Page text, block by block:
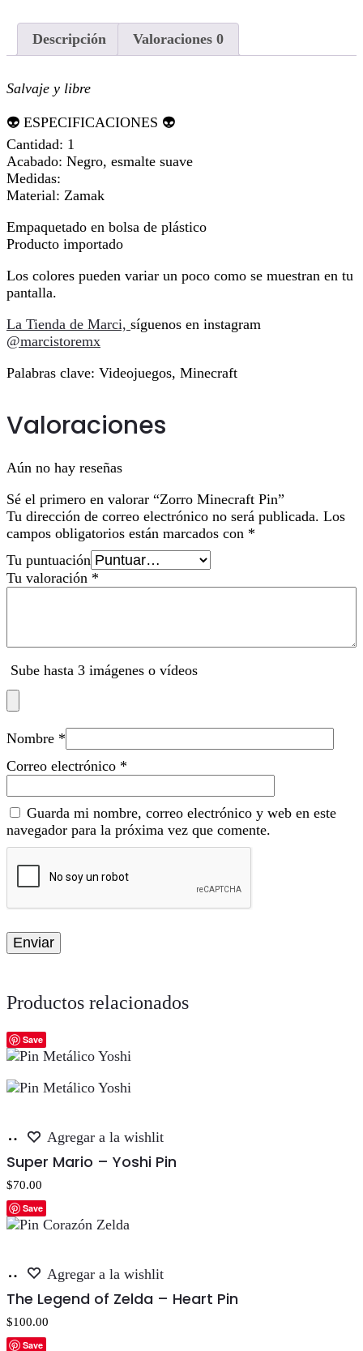
Descripción Valoraciones 0
Salvaje y libre
👽 ESPECIFICACIONES 👽
Cantidad: 1
Acabado: Negro, esmalte suave
Medidas:
Material: Zamak
Empaquetado en bolsa de plástico
Producto importado
Los colores pueden variar un poco como se muestran en tu
pantalla.
La Tienda de Marci, síguenos en instagram
@marcistoremx
Palabras clave: Videojuegos, Minecraft
Valoraciones
Aún no hay reseñas
Sé el primero en valorar “Zorro Minecraft Pin”
Tu dirección de correo electrónico no será publicada. Los
campos obligatorios están marcados con *
Tu puntuación
Tu valoración *
Sube hasta 3 imágenes o vídeos
Nombre *
Correo electrónico *
Guarda mi nombre, correo electrónico y web en este
navegador para la próxima vez que comente.
Productos relacionados
Save
Añadir
carrito
Agregar a la wishlit
Super Mario – Yoshi Pin
$70.00
Save
Añadir
carrito
Agregar a la wishlit
The Legend of Zelda – Heart Pin
$100.00
Save